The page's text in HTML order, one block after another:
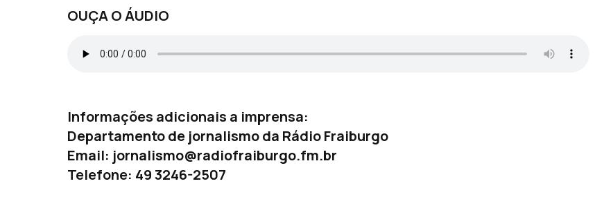
OUÇA O ÁUDIO
Informações adicionais a imprensa:
Departamento de jornalismo da Rádio Fraiburgo
Email: jornalismo@radiofraiburgo.fm.br
Telefone: 49 3246-2507